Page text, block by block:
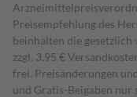
Preisempfehlung des
beinhalten die
zzgl. 3,95 €
frei. Preisänderungen
und Gratis-Beigaben